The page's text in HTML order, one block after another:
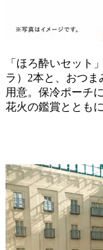
「ほろ酔いセット
ラ）2本と、おつま
用意。保冷ポーチ
花火の鑑賞ととも